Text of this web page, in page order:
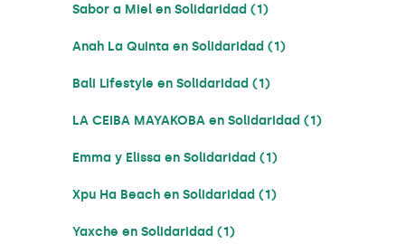
Sabor a Miel en Solidaridad (1)
Anah La Quinta en Solidaridad (1)
Bali Lifestyle en Solidaridad (1)
LA CEIBA MAYAKOBA en Solidaridad (1)
Emma y Elissa en Solidaridad (1)
Xpu Ha Beach en Solidaridad (1)
Yaxche en Solidaridad (1)